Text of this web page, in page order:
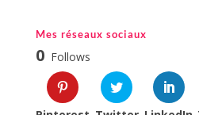
Mes réseaux sociaux
0 Follows